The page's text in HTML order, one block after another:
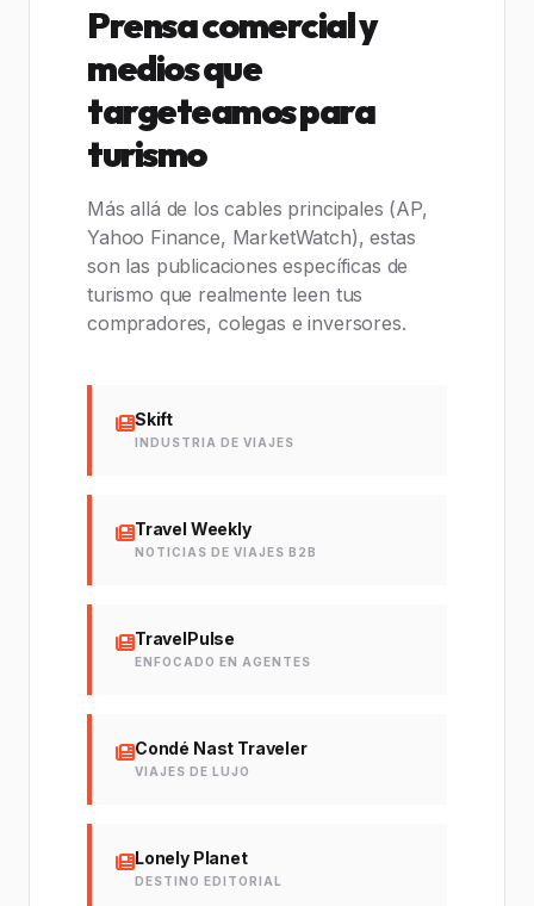
Prensa comercial y
medios que
targeteamos para
turismo
Más allá de los cables principales (AP,
Yahoo Finance, MarketWatch), estas
son las publicaciones específicas de
turismo que realmente leen tus
compradores, colegas e inversores.
Skift
INDUSTRIA DE VIAJES
Travel Weekly
NOTICIAS DE VIAJES B2B
TravelPulse
ENFOCADO EN AGENTES
Condé Nast Traveler
VIAJES DE LUJO
Lonely Planet
DESTINO EDITORIAL